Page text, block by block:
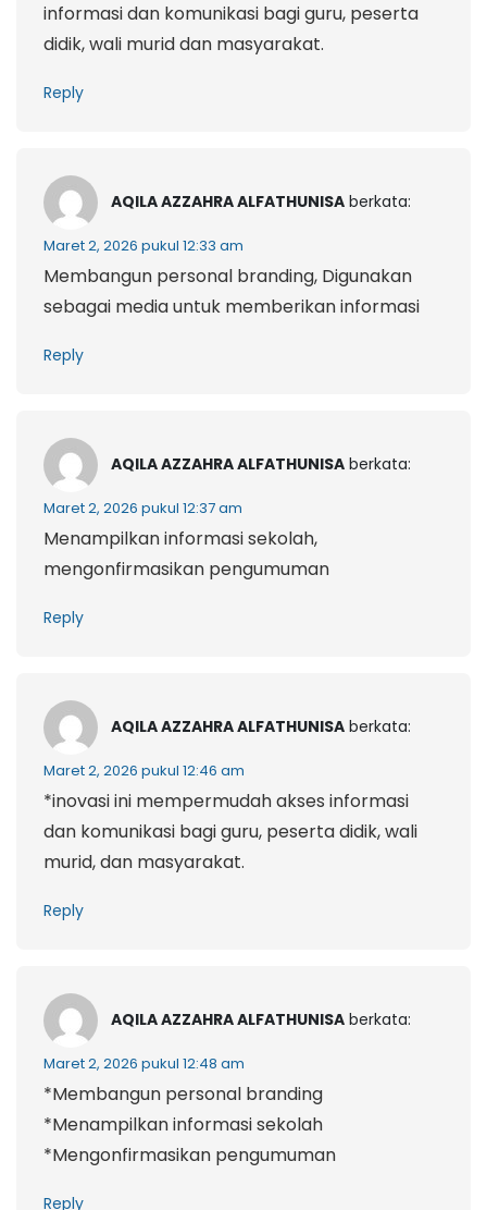
informasi dan komunikasi bagi guru, peserta
didik, wali murid dan masyarakat.
Reply
AQILA AZZAHRA ALFATHUNISA berkata:
Maret 2, 2026 pukul 12:33 am
Membangun personal branding, Digunakan
sebagai media untuk memberikan informasi
Reply
AQILA AZZAHRA ALFATHUNISA berkata:
Maret 2, 2026 pukul 12:37 am
Menampilkan informasi sekolah,
mengonfirmasikan pengumuman
Reply
AQILA AZZAHRA ALFATHUNISA berkata:
Maret 2, 2026 pukul 12:46 am
*inovasi ini mempermudah akses informasi
dan komunikasi bagi guru, peserta didik, wali
murid, dan masyarakat.
Reply
AQILA AZZAHRA ALFATHUNISA berkata:
Maret 2, 2026 pukul 12:48 am
*Membangun personal branding
*Menampilkan informasi sekolah
*Mengonfirmasikan pengumuman
Reply